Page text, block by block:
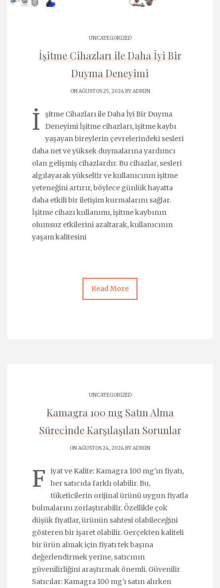
UNCATEGORIZED
İşitme Cihazları ile Daha İyi Bir
Duyma Deneyimi
ON AĞUSTOS 25, 2024 BYADMIN
İ
şitme Cihazları ile Daha İyi Bir Duyma
Deneyimi İşitme cihazları, işitme kaybı
yaşayan bireylerin çevrelerindeki sesleri
daha net ve yüksek duymalarına yardımcı
olan gelişmiş cihazlardır. Bu cihazlar, sesleri
algılayarak yükseltir ve kullanıcının işitme
yeteneğini artırır, böylece günlük hayatta
daha etkili bir iletişim kurmalarını sağlar.
İşitme cihazı kullanımı, işitme kaybının
olumsuz etkilerini azaltarak, kullanıcının
yaşam kalitesini
Read More
UNCATEGORIZED
Kamagra 100 mg Satın Alma
Sürecinde Karşılaşılan Sorunlar
ON AĞUSTOS 24, 2024 BYADMIN
F
iyat ve Kalite: Kamagra 100 mg'ın fiyatı,
her satıcıda farklı olabilir. Bu,
tüketicilerin orijinal ürünü uygun fiyatla
bulmalarını zorlaştırabilir. Özellikle çok
düşük fiyatlar, ürünün sahtesi olabileceğini
gösteren bir işaret olabilir. Gerçekten kaliteli
bir ürün almak için fiyatı tek başına
değerlendirmek yerine, satıcının
güvenilirliğini araştırmak önemli. Güvenilir
Satıcılar: Kamagra 100 mg'ı satın alırken